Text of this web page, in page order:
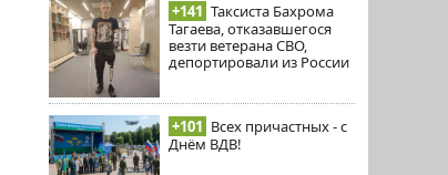
+141 Таксиста Бахрома
Тагаева, отказавшегося
везти ветерана СВО,
депортировали из России
+101 Всех причастных - с
Днём ВДВ!